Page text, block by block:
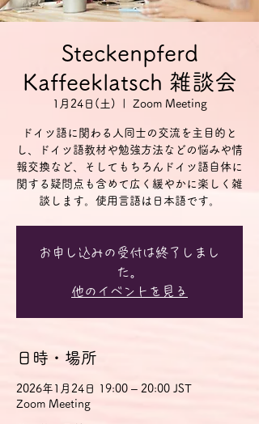
Steckenpferd
Kaffeeklatsch 雑談会
1月24日(土) Zoom Meeting
ドイツ語に関わる人同士の交流を主目的と
し、ドイツ語教材や勉強方法などの悩みや情
報交換など、そしてもちろんドイツ語自体に
関する疑問点も含めて広く緩やかに楽しく雑
談します。使用言語は日本語です。
お申し込みの受付は終了しまし
た。
他のイベントを見る
日時・場所
2026年1月24日 19:00 – 20:00 JST
Zoom Meeting